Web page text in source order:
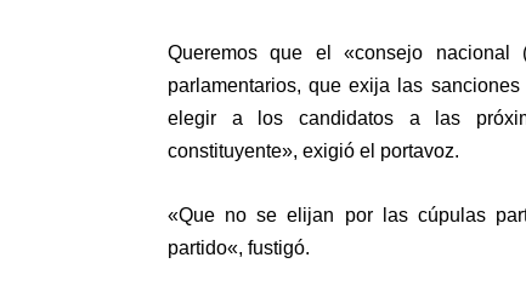
Queremos que el «consejo nacional
parlamentarios,que exija las sanciones
elegir a los candidatos a las
constituyente», exigió el portavoz.
«Que no se elijan por las cúpulas
partido«, fustigó.